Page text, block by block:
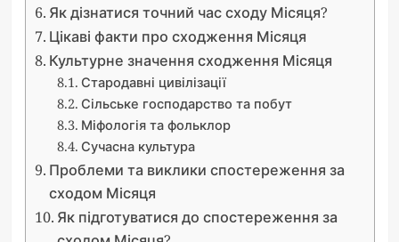
Як дізнатися точний час сходу Місяця?
Цікаві факти про сходження Місяця
Культурне значення сходження Місяця
Стародавні цивілізації
Сільське господарство та побут
Міфологія та фольклор
Сучасна культура
Проблеми та виклики спостереження за
сходом Місяця
Як підготуватися до спостереження за